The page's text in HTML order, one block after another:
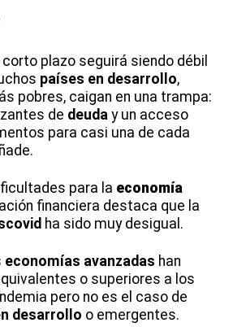
corto plazo seguirá siendo débil
países en desarrollo,
pobres, caigan en una trampa:
de deuda y un acceso
para casi una de cada
para la economía
financiera destaca que la
ha sido muy desigual.
economías avanzadas han
o superiores a los
pero no es el caso de
desarrollo o emergentes.